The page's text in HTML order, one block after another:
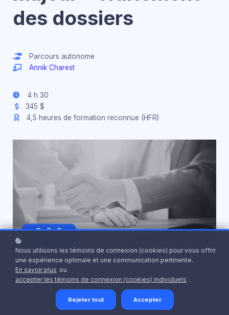
des dossiers
Parcours autonome
Annik Charest
4 h 30
345 $
4,5 heures de formation reconnue (HFR)
Ajouter au panier345 $
Achat de groupe
Nous utilisons les témoins de connexion (cookies) pour vous offrir
une expérience optimale et une communication pertinente.
En savoir plus ou
accepter les témoins de connexion (cookies) individuels .
Rejeter tout Accepter